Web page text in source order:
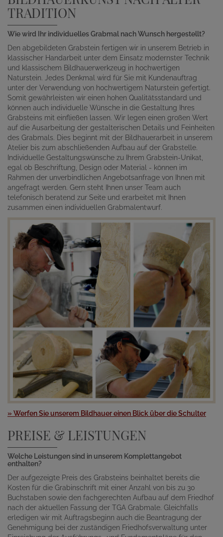
TRADITION
Wie wird Ihr individuelles Grabmal nach Wunsch hergestellt?
Den abgebildeten Grabstein fertigen wir in unserem Betrieb in
klassischer Handarbeit unter dem Einsatz modernster Technik
und klassischem Bildhauerwerkzeug in hochwertigen
Naturstein. Jedes Denkmal wird für Sie mit Kundenauftrag
unter der Verwendung von hochwertigem Naturstein gefertigt.
Somit gewährleisten wir einen hohen Qualitätsstandard und
können auch individuelle Wünsche in die Gestaltung Ihres
Grabsteins mit einfließen lassen. Wir legen einen großen Wert
auf die Ausarbeitung der gestalterischen Details und Feinheiten
des Grabmals. Dies beginnt mit der Bildhauerarbeit in unserem
Atelier bis zum abschließenden Aufbau auf der Grabstelle.
Individuelle Gestaltungswünsche zu Ihrem Grabstein-Unikat,
egal ob Beschriftung, Design oder Material - können im
Rahmen der unverbindlichen Angebotsanfrage von Ihnen mit
angefragt werden. Gern steht Ihnen unser Team auch
telefonisch beratend zur Seite und erarbeitet mit Ihnen
zusammen einen individuellen Grabmalentwurf.
» Werfen Sie unserem Bildhauer einen Blick über die Schulter
PREISE & LEISTUNGEN
Welche Leistungen sind in unserem Komplettangebot
enthalten?
Der aufgezeigte Preis des Grabsteins beinhaltet bereits die
Kosten für die Grabinschrift mit einer Anzahl von bis zu 30
Buchstaben sowie den fachgerechten Aufbau auf dem Friedhof
nach der aktuellen Fassung der TGA Grabmale. Gleichfalls
erledigen wir mit Auftragsbeginn auch die Beantragung der
Genehmigung bei der zuständigen Friedhofsverwaltung unter